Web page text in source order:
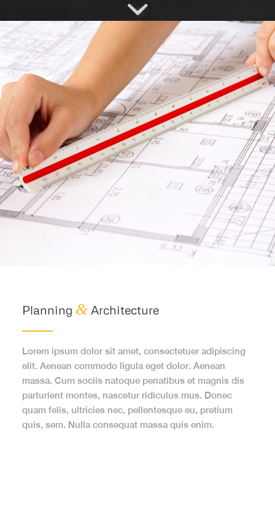
Planning &Architecture
Lorem ipsum dolor sit amet, consectetuer adipiscing
elit. Aenean commodo ligula eget dolor. Aenean
massa. Cum sociis natoque penatibus et magnis dis
parturient montes, nascetur ridiculus mus. Donec
quam felis, ultricies nec, pellentesque eu, pretium
quis, sem. Nulla consequat massa quis enim.